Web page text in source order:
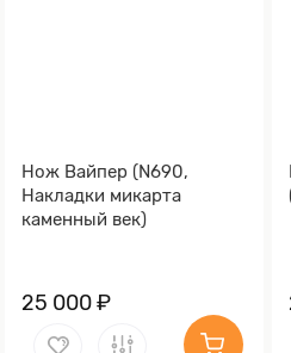
Нож Вайпер (N690,
Накладки микарта
каменный век)
25 000 ₽